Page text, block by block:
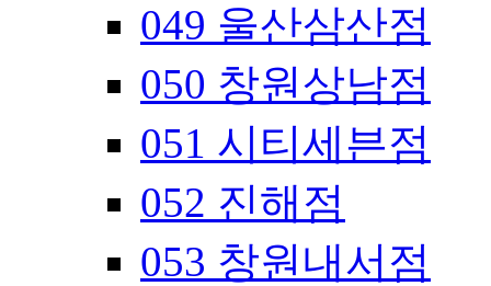
049 울산삼산점
050 창원상남점
051 시티세븐점
052 진해점
053 창원내서점